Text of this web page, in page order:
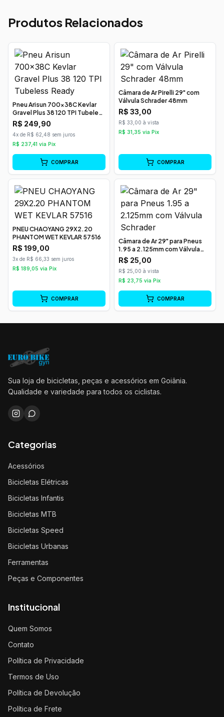
Produtos Relacionados
Pneu Arisun 700x38C Kevlar
Gravel Plus 38 120 TPI Tubeless
Ready
R$ 249,90
4x de R$ 62,48 sem juros
R$ 237,41 via Pix
COMPRAR
Câmara de Ar Pirelli 29" com
Válvula Schrader 48mm
R$ 33,00
R$ 33,00 à vista
R$ 31,35 via Pix
COMPRAR
PNEU CHAOYANG 29X2.20
PHANTOM WET KEVLAR 57516
R$ 199,00
3x de R$ 66,33 sem juros
R$ 189,05 via Pix
COMPRAR
Câmara de Ar 29" para Pneus
1.95 a 2.125mm com Válvula
Schrader
R$ 25,00
R$ 25,00 à vista
R$ 23,75 via Pix
COMPRAR
Sua loja de bicicletas, peças e acessórios em Goiânia.
Qualidade e variedade para todos os ciclistas.
Categorias
Acessórios
Bicicletas Elétricas
Bicicletas Infantis
Bicicletas MTB
Bicicletas Speed
Bicicletas Urbanas
Ferramentas
Peças e Componentes
Institucional
Quem Somos
Contato
Política de Privacidade
Termos de Uso
Política de Devolução
Política de Frete